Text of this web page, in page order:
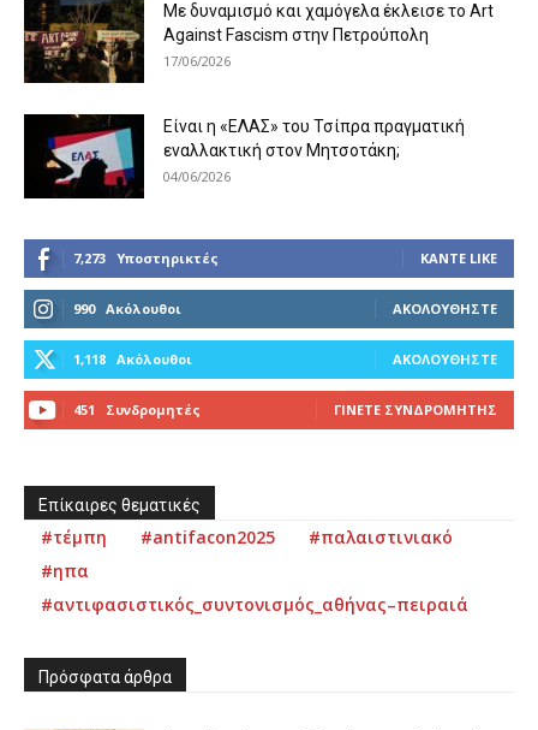
Με δυναμισμό και χαμόγελα έκλεισε το Art
Against Fascism στην Πετρούπολη
17/06/2026
Είναι η «ΕΛΑΣ» του Τσίπρα πραγματική
εναλλακτική στον Μητσοτάκη;
04/06/2026
7,273 Υποστηρικτές ΚΆΝΤΕ LIKE
990 Ακόλουθοι ΑΚΟΛΟΥΘΉΣΤΕ
1,118 Ακόλουθοι ΑΚΟΛΟΥΘΉΣΤΕ
451 Συνδρομητές ΓΊΝΕΤΕ ΣΥΝΔΡΟΜΗΤΉΣ
Επίκαιρες θεματικές
#τέμπη #antifacon2025
#παλαιστινιακό
#ηπα
#αντιφασιστικός_συντονισμός_αθήνας–πειραιά
Πρόσφατα άρθρα